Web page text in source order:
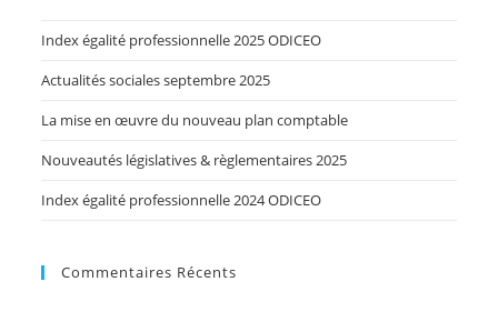
Index égalité professionnelle 2025 ODICEO
Actualités sociales septembre 2025
La mise en œuvre du nouveau plan comptable
Nouveautés législatives & règlementaires 2025
Index égalité professionnelle 2024 ODICEO
Commentaires Récents